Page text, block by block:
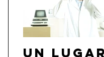
Un lugar